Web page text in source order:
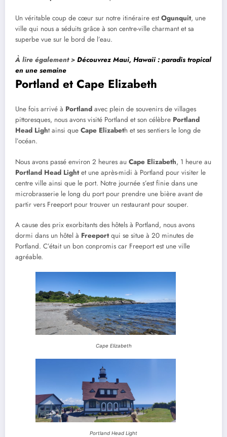
Un véritable coup de cœur sur notre itinéraire estOgunquit, une
ville qui nous a séduits grâce à son centre-ville charmant et sa
superbe vue sur le bord de l’eau.
À lire également > Découvrez Maui, Hawaii : paradis tropical
en une semaine
Portland et Cape Elizabeth
Une fois arrivé à Portland avec plein de souvenirs de villages
pittoresques, nous avons visité Portland et son célèbre Portland
Head Light ainsi que Cape Elizabeth et ses sentiers le long de
l’océan.
Nous avons passé environ 2 heures au Cape Elizabeth, 1 heure au
Portland Head Lightet une après-midi à Portland pour visiter le
centre ville ainsi que le port. Notre journée s’est finie dans une
microbrasserie le long du port pour prendre une bière avant de
partir vers Freeport pour trouver un restaurant pour souper.
A cause des prix exorbitants des hôtels à Portland, nous avons
dormi dans un hôtel à Freeportqui se situe à 20 minutes de
Portland. C’était un bon conpromis car Freeport est une ville
agréable.
Cape Elizabeth
Portland Head Light